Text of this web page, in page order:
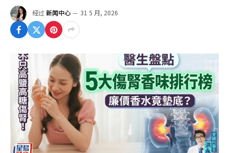
经过 新闻中心 31 5 月, 2026